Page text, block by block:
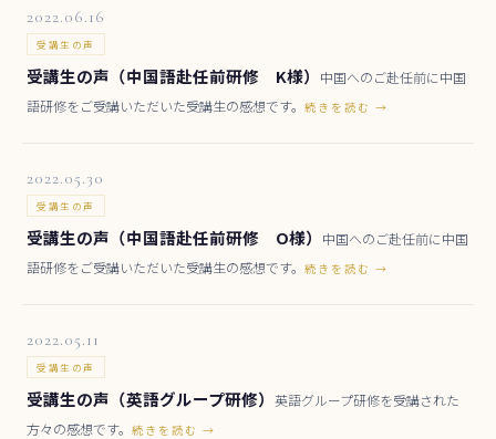
2022.06.16
受講生の声
受講生の声（中国語赴任前研修 K様）
中国へのご赴任前に中国
語研修をご受講いただいた受講生の感想です。 続きを読む →
2022.05.30
受講生の声
受講生の声（中国語赴任前研修 O様）
中国へのご赴任前に中国
語研修をご受講いただいた受講生の感想です。 続きを読む →
2022.05.11
受講生の声
受講生の声（英語グループ研修） 英語グループ研修を受講された
方々の感想です。 続きを読む →